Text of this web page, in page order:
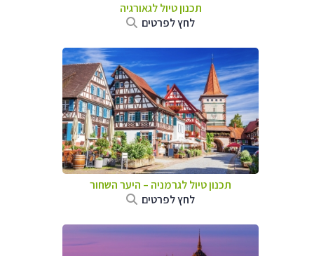
תכנון טיול לגאורגיה
לחץ לפרטים
תכנון טיול לגרמניה – היער השחור
לחץ לפרטים